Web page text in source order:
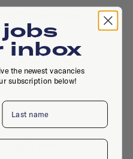
jobs
inbox
the newest vacancies
subscription below!
Last name